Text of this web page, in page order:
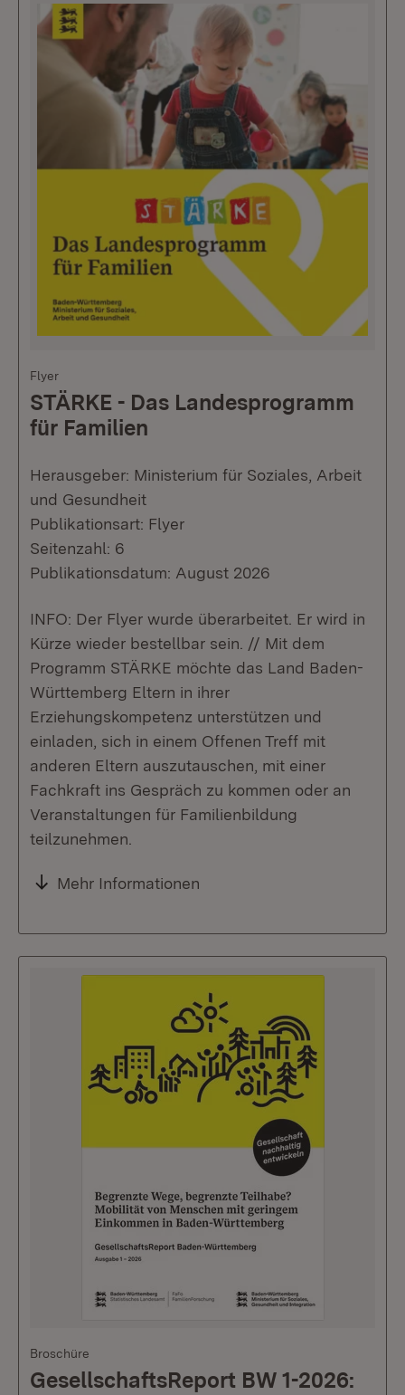
Flyer
STÄRKE - Das Landesprogramm
für Familien
Herausgeber: Ministerium für Soziales, Arbeit
und Gesundheit
Publikationsart: Flyer
Seitenzahl: 6
Publikationsdatum: August 2026
INFO: Der Flyer wurde überarbeitet. Er wird in
Kürze wieder bestellbar sein. // Mit dem
Programm STÄRKE möchte das Land Baden-
Württemberg Eltern in ihrer
Erziehungskompetenz unterstützen und
einladen, sich in einem Offenen Treff mit
anderen Eltern auszutauschen, mit einer
Fachkraft ins Gespräch zu kommen oder an
Veranstaltungen für Familienbildung
teilzunehmen.
Mehr Informationen
Broschüre
GesellschaftsReport BW 1-2026: